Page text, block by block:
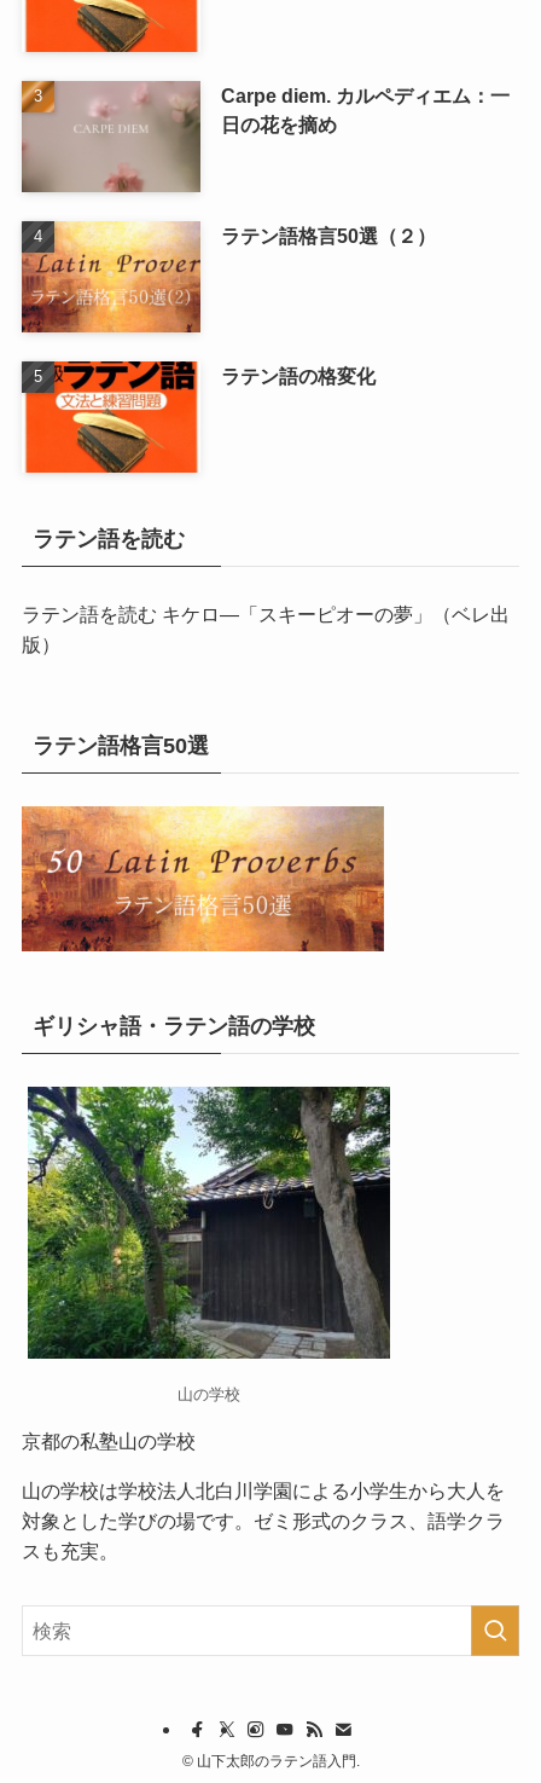
Carpe diem. カルペディエム：一
日の花を摘め
ラテン語格言50選（２）
ラテン語の格変化
ラテン語を読む
ラテン語を読む キケロ―「スキーピオーの夢」
（ベレ出
版）
ラテン語格言50選
ギリシャ語・ラテン語の学校
山の学校
京都の私塾山の学校
山の学校は学校法人北白川学園による小学生から大人を
対象とした学びの場です。ゼミ形式のクラス、語学クラ
スも充実。
©山下太郎のラテン語入門.